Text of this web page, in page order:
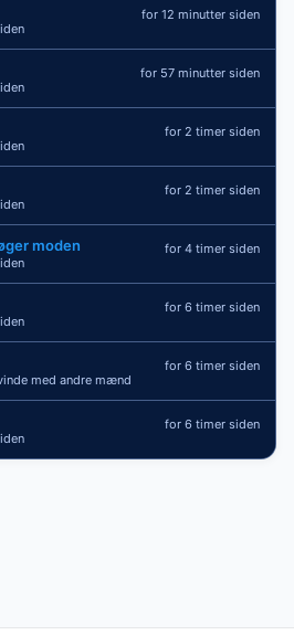
for 12 minutter siden
for 57 minutter siden
for 2 timer siden
for 2 timer siden
moden for 4 timer siden
for 6 timer siden
med andre mænd
for 6 timer siden
for 6 timer siden